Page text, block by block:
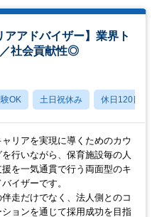
アドバイザー】業界ト
社会貢献性◎
OK 土日祝休み 休日120日以上
リアを実現に導くためのカウ
行いながら、保育施設毎の人
を一気通貫で行う両面型のキ
イザーです。
走だけでなく、法人側とのコ
ションを通じて採用成功を目指